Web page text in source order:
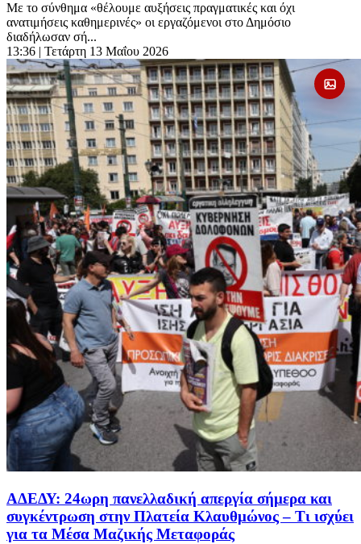
Με το σύνθημα «θέλουμε αυξήσεις πραγματικές και όχι
ανατιμήσεις καθημερινές» οι εργαζόμενοι στο Δημόσιο
διαδήλωσαν σή...
13:36 | Τετάρτη 13 Μαΐου 2026
ΑΔΕΔΥ: 24ωρη πανελλαδική απεργία σήμερα και
συγκέντρωση στην Πλατεία Κλαυθμώνος – Τι ισχύει
για τα Μέσα Μαζικής Μεταφοράς